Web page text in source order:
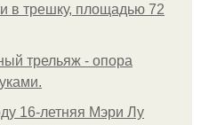
в трешку, площадью 72
трельяж - опора
16-летняя Мэри Лу